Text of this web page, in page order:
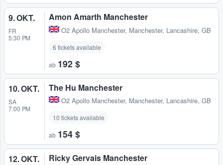
9. OKT.
FR
5:30 PM
Amon Amarth Manchester
O2 Apollo Manchester, Manchester, Lancashire, GB
6 tickets available
ab 192 $
10. OKT.
SA
7:00 PM
The Hu Manchester
O2 Apollo Manchester, Manchester, Lancashire, GB
10 tickets available
ab 154 $
12. OKT. Ricky Gervais Manchester